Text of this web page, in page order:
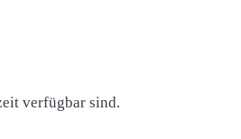
verfügbar sind.